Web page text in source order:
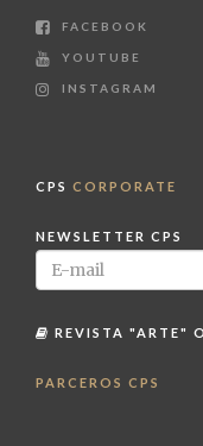
FACEBOOK
YOUTUBE
INSTAGRAM
CPS CORPORATE
NEWSLETTER CPS
REVISTA "ARTE"
PARCEROS CPS